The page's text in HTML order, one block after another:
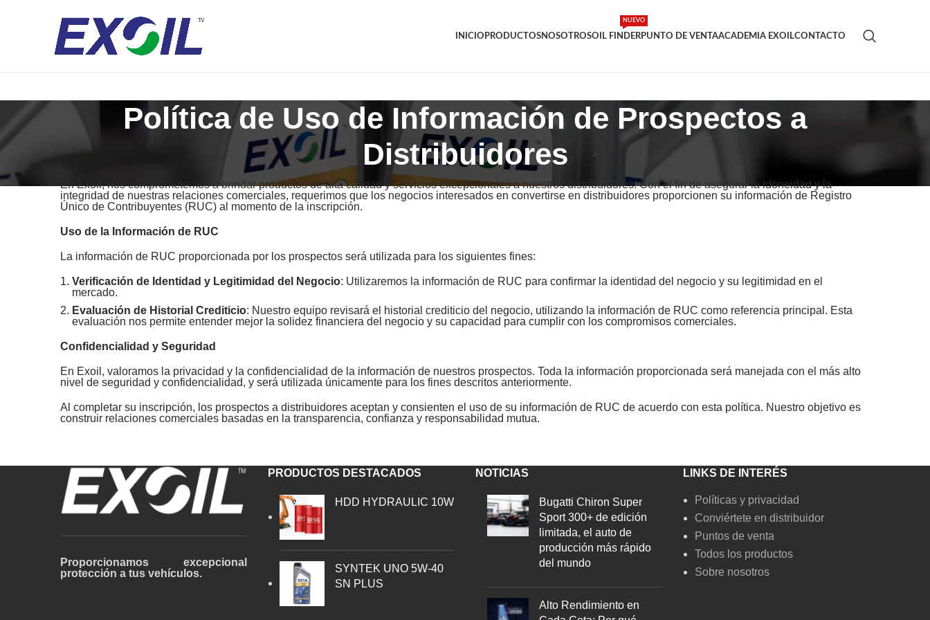
INICIO PRODUCTOSNOSOTROSOIL FINDER
NUEVO
PUNTO DE VENTAACADEMIA EXOILCONTACTO
Política de Uso de Información de Prospectos a
Distribuidores
En Exoil, nos comprometemos a brindar productos de alta calidad y servicios excepcionales a nuestros distribuidores. Con el fin de asegurar la idoneidad y la
integridad de nuestras relaciones comerciales, requerimos que los negocios interesados en convertirse en distribuidores proporcionen su información de Registro
Único de Contribuyentes (RUC) al momento de la inscripción.
Uso de la Información de RUC
La información de RUC proporcionada por los prospectos será utilizada para los siguientes fines:
Verificación de Identidad y Legitimidad del Negocio: Utilizaremos la información de RUC para confirmar la identidad del negocio y su legitimidad en el
mercado.
Evaluación de Historial Crediticio: Nuestro equipo revisará el historial crediticio del negocio, utilizando la información de RUC como referencia principal. Esta
evaluación nos permite entender mejor la solidez financiera del negocio y su capacidad para cumplir con los compromisos comerciales.
Confidencialidad y Seguridad
En Exoil, valoramos la privacidad y la confidencialidad de la información de nuestros prospectos. Toda la información proporcionada será manejada con el más alto
nivel de seguridad y confidencialidad, y será utilizada únicamente para los fines descritos anteriormente.
Al completar su inscripción, los prospectos a distribuidores aceptan y consienten el uso de su información de RUC de acuerdo con esta política. Nuestro objetivo es
construir relaciones comerciales basadas en la transparencia, confianza y responsabilidad mutua.
Proporcionamos excepcional
protección a tus vehículos.
PRODUCTOS DESTACADOS
HDD HYDRAULIC 10W
SYNTEK UNO 5W-40
SN PLUS
NOTICIAS
Bugatti Chiron Super
Sport 300+ de edición
limitada, el auto de
producción más rápido
del mundo
Alto Rendimiento en
LINKS DE INTERÉS
Políticas y privacidad
Conviértete en distribuidor
Puntos de venta
Todos los productos
Sobre nosotros